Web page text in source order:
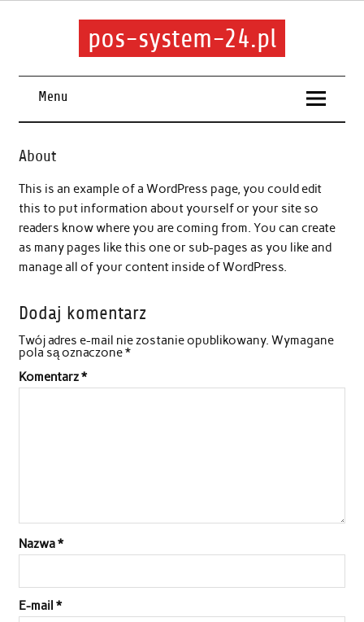
pos-system-24.pl
Menu
About
This is an example of a WordPress page, you could edit
this to put information about yourself or your site so
readers know where you are coming from. You can create
as many pages like this one or sub-pages as you like and
manage all of your content inside of WordPress.
Dodaj komentarz
Twój adres e-mail nie zostanie opublikowany. Wymagane
pola są oznaczone*
Komentarz*
Nazwa*
E-mail *